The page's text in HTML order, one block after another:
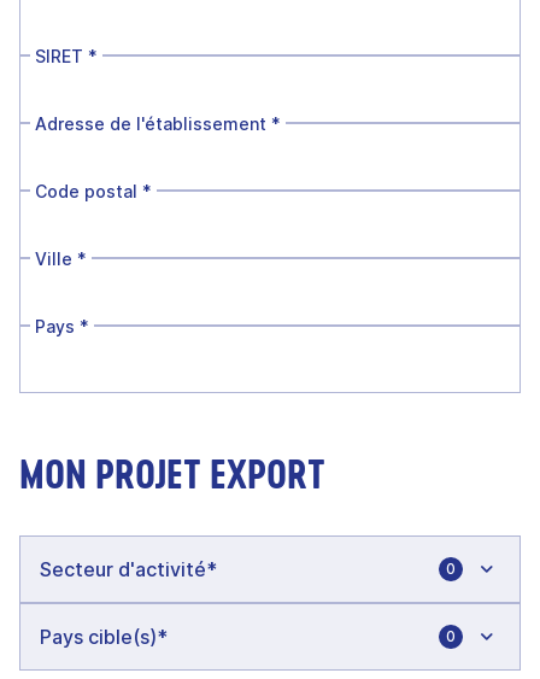
SIRET *
Adresse de l'établissement *
Code postal *
Ville *
Pays *
MON PROJET EXPORT
0
0